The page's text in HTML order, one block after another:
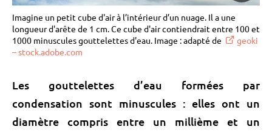
Imagine un petit cube d'air à l’intérieur d’un nuage. Il a une
longueur d'arête de 1 cm. Ce cube d'air contiendrait entre 100 et
1000 minuscules gouttelettes d'eau. Image : adapté de
geoki
– stock.adobe.com
Les gouttelettes d’eau formées par
condensation sont minuscules : elles ont un
diamètre compris entre un millième et un